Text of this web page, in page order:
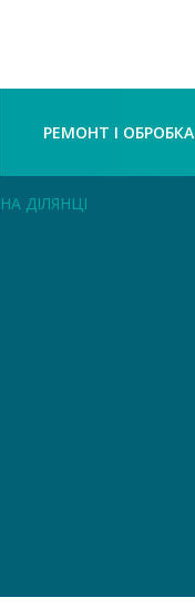
РЕМОНТ І ОБРОБКА
ДІЛЯНЦІ